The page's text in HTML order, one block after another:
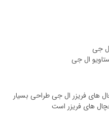
جی
ال جی
های فریزر ال جی طراحی بسیار
های فریزر است